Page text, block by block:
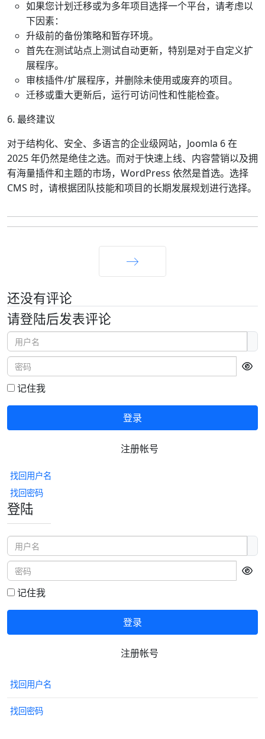
如果您计划迁移或为多年项目选择一个平台，请考虑以
下因素：
升级前的备份策略和暂存环境。
首先在测试站点上测试自动更新，特别是对于自定义扩
展程序。
审核插件/扩展程序，并删除未使用或废弃的项目。
迁移或重大更新后，运行可访问性和性能检查。
6. 最终建议
对于结构化、安全、多语言的企业级网站，Joomla 6 在
2025 年仍然是绝佳之选。而对于快速上线、内容营销以及拥
有海量插件和主题的市场，WordPress 依然是首选。选择
CMS 时，请根据团队技能和项目的长期发展规划进行选择。
还没有评论
请登陆后发表评论
用户名
密码
记住我
登录
注册帐号
找回用户名
找回密码
登陆
用户名
密码
记住我
登录
注册帐号
找回用户名
找回密码